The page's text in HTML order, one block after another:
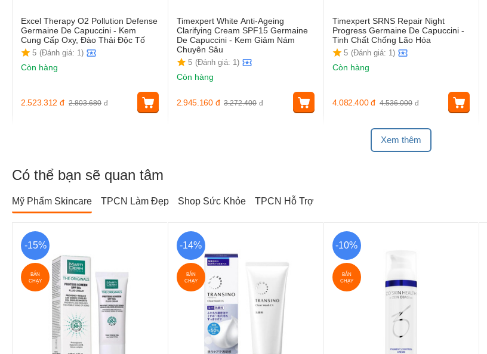
Excel Therapy O2 Pollution Defense
Germaine De Capuccini - Kem
Cung Cấp Oxy, Đào Thải Độc Tố
5 (Đánh giá: 1)
Còn hàng
2.803.680 đ
2.523.312 đ
Timexpert White Anti-Ageing
Clarifying Cream SPF15 Germaine
De Capuccini - Kem Giảm Nám
Chuyên Sâu
5 (Đánh giá: 1)
Còn hàng
3.272.400 đ
2.945.160 đ
Timexpert SRNS Repair Night
Progress Germaine De Capuccini -
Tinh Chất Chống Lão Hóa
5 (Đánh giá: 1)
Còn hàng
4.536.000 đ
4.082.400 đ
Xem thêm
Có thể bạn sẽ quan tâm
Mỹ Phẩm Skincare TPCN Làm Đẹp Shop Sức Khỏe TPCN Hỗ Trợ
-15%
BÁN
CHẠY
-14%
BÁN
CHẠY
-10%
BÁN
CHẠY